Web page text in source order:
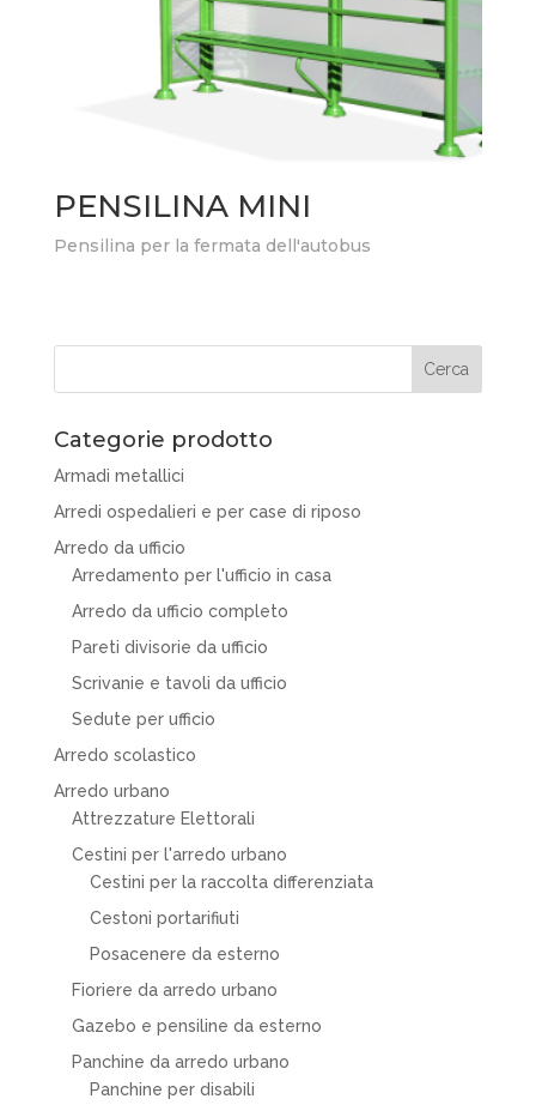
PENSILINA MINI
Pensilina per la fermata dell'autobus
Categorie prodotto
Armadi metallici
Arredi ospedalieri e per case di riposo
Arredo da ufficio
Arredamento per l'ufficio in casa
Arredo da ufficio completo
Pareti divisorie da ufficio
Scrivanie e tavoli da ufficio
Sedute per ufficio
Arredo scolastico
Arredo urbano
Attrezzature Elettorali
Cestini per l'arredo urbano
Cestini per la raccolta differenziata
Cestoni portarifiuti
Posacenere da esterno
Fioriere da arredo urbano
Gazebo e pensiline da esterno
Panchine da arredo urbano
Panchine per disabili